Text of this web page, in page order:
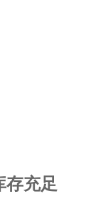
存充足